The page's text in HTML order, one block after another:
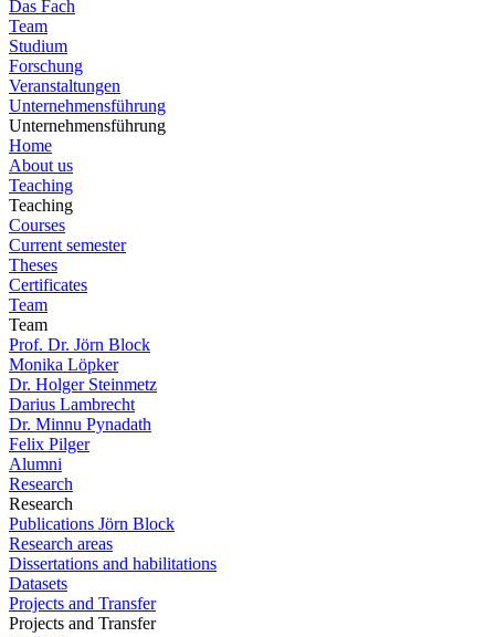
Das Fach
Team
Studium
Forschung
Veranstaltungen
Unternehmensführung
Unternehmensführung
Home
About us
Teaching
Teaching
Courses
Current semester
Theses
Certificates
Team
Team
Prof. Dr. Jörn Block
Monika Löpker
Dr. Holger Steinmetz
Darius Lambrecht
Dr. Minnu Pynadath
Felix Pilger
Alumni
Research
Research
Publications Jörn Block
Research areas
Dissertations and habilitations
Datasets
Projects and Transfer
Projects and Transfer